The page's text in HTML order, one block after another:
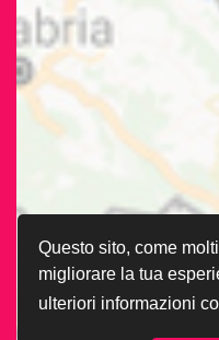
Questo sito, come
migliorare la tua
ulteriori informazioni